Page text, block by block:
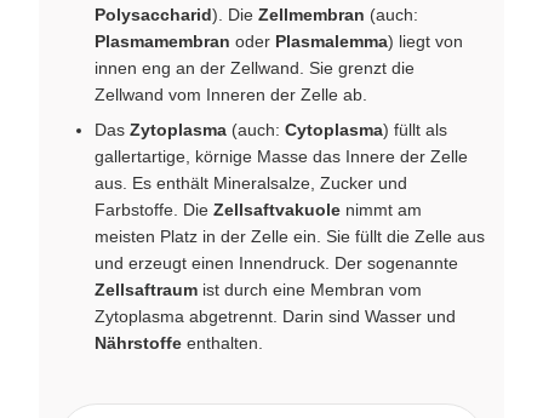
Polysaccharid). Die Zellmembran (auch:
Plasmamembran oder Plasmalemma) liegt von
innen eng an der Zellwand. Sie grenzt die
Zellwand vom Inneren der Zelle ab.
Das Zytoplasma (auch: Cytoplasma) füllt als
gallertartige, körnige Masse das Innere der Zelle
aus. Es enthält Mineralsalze, Zucker und
Farbstoffe. Die Zellsaftvakuole nimmt am
meisten Platz in der Zelle ein. Sie füllt die Zelle aus
und erzeugt einen Innendruck. Der sogenannte
Zellsaftraum ist durch eine Membran vom
Zytoplasma abgetrennt. Darin sind Wasser und
Nährstoffe enthalten.